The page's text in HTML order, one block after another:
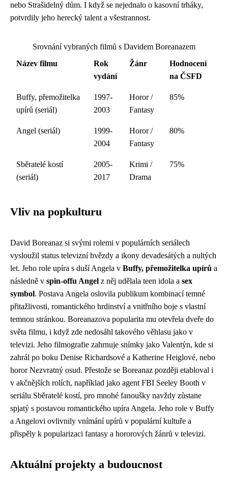
nebo Strašidelný dům. I když se nejednalo o kasovní trháky,
potvrdily jeho herecký talent a všestrannost.
Srovnání vybraných filmů s Davidem Boreanazem
Název filmu
Rok
vydání
Žánr
Hodnocení
na ČSFD
Buffy, přemožitelka
upírů (seriál)
1997-
2003
Horor /
Fantasy
85%
Angel (seriál)
1999-
2004
Horor /
Fantasy
80%
Sběratelé kostí
(seriál)
2005-
2017
Krimi /
Drama
75%
Vliv na popkulturu
David Boreanaz si svými rolemi v populárních seriálech
vysloužil status televizní hvězdy a ikony devadesátých a nultých
let. Jeho role upíra s duší Angela v Buffy, přemožitelka upírů a
následně v spin-offu Angel z něj udělala teen idola a sex
symbol. Postava Angela oslovila publikum kombinací temné
přitažlivosti, romantického hrdinství a vnitřního boje s vlastní
temnou stránkou. Boreanazova popularita mu otevřela dveře do
světa filmu, i když zde nedosáhl takového věhlasu jako v
televizi. Jeho filmografie zahrnuje snímky jako Valentýn, kde si
zahrál po boku Denise Richardsové a Katherine Heiglové, nebo
horor Nezvratný osud. Přestože se Boreanaz později etabloval i
v akčnějších rolích, například jako agent FBI Seeley Booth v
seriálu Sběratelé kostí, pro mnohé fanoušky navždy zůstane
spjatý s postavou romantického upíra Angela. Jeho role v Buffy
a Angelovi ovlivnily vnímání upírů v populární kultuře a
přispěly k popularizaci fantasy a hororových žánrů v televizi.
Aktuální projekty a budoucnost